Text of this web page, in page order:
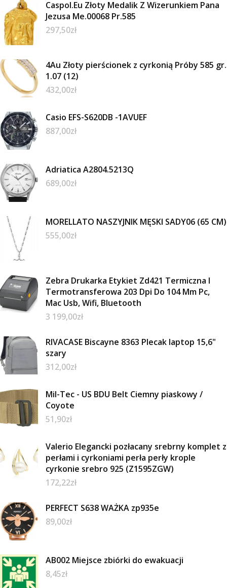
Caspol.Eu Złoty Medalik Z Wizerunkiem Pana
Jezusa Me.00068 Pr.585
297,50zł
4Au Złoty pierścionek z cyrkonią Próby 585 gr.
1.07 (12)
432,00zł
Casio EFS-S620DB -1AVUEF
887,00zł
Adriatica A2804.5213Q
689,00zł
MORELLATO NASZYJNIK MĘSKI SADY06 (65 CM)
555,00zł
Zebra Drukarka Etykiet Zd421 Termiczna I
Termotransferowa 203 Dpi Do 104 Mm Pc,
Mac Usb, Wifi, Bluetooth
3 199,00zł
RIVACASE Biscayne 8363 Plecak laptop 15,6"
szary
312,00zł
Mil-Tec - US BDU Belt Ciemny piaskowy /
Coyote
51,90zł
Valerio Elegancki pozłacany srebrny komplet z
perłami i cyrkoniami perła perły krople
cyrkonie srebro 925 (Z1595ZGW)
172,22zł
PERFECT S638 WAŻKA zp935e
89,00zł
AB002 Miejsce zbiórki do ewakuacji
8,45zł